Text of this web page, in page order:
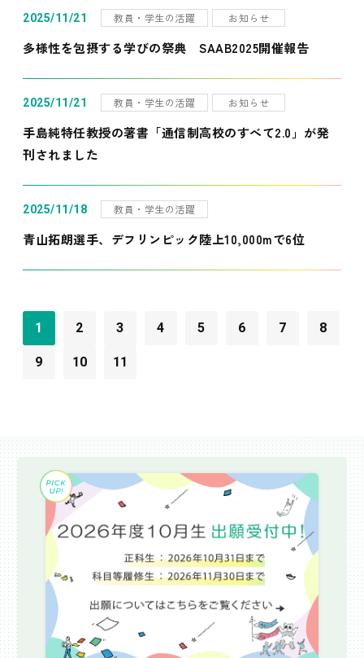
2025/11/21 教員・学生の活躍 お知らせ
多様性を包摂する学びの祭典 SAAB2025開催報告
2025/11/21 教員・学生の活躍 お知らせ
手島純特任教授の著書「通信制高校のすべて2.0」が発
刊されました
2025/11/18 教員・学生の活躍
青山拓朗選手、デフリンピック陸上10,000mで6位
1 2 3 4 5 6 7 8
9 10 11